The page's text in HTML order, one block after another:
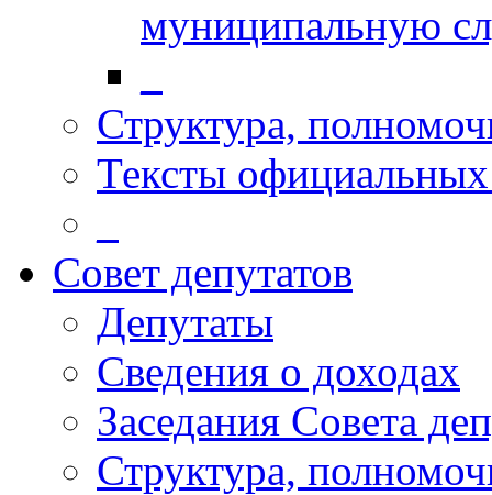
муниципальную
Структура,
Тексты
Совет депутатов
Депутаты
Сведения о доходах
Заседания Совета
Структура,